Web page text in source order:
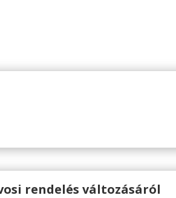
rendelés változásáról